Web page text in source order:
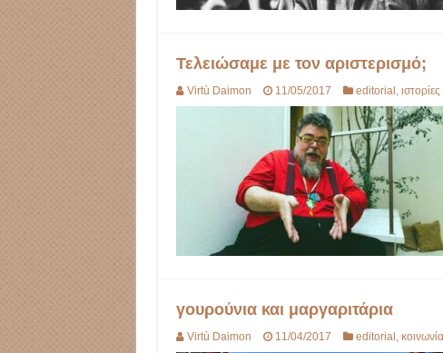
Τελειώσαμε με τον αριστερισμό;
Virtù Daimon 11/05/2017 editorial,
γουρούνια και μαργαριτάρια
Virtù Daimon 11/04/2017 editorial, κοινωνία